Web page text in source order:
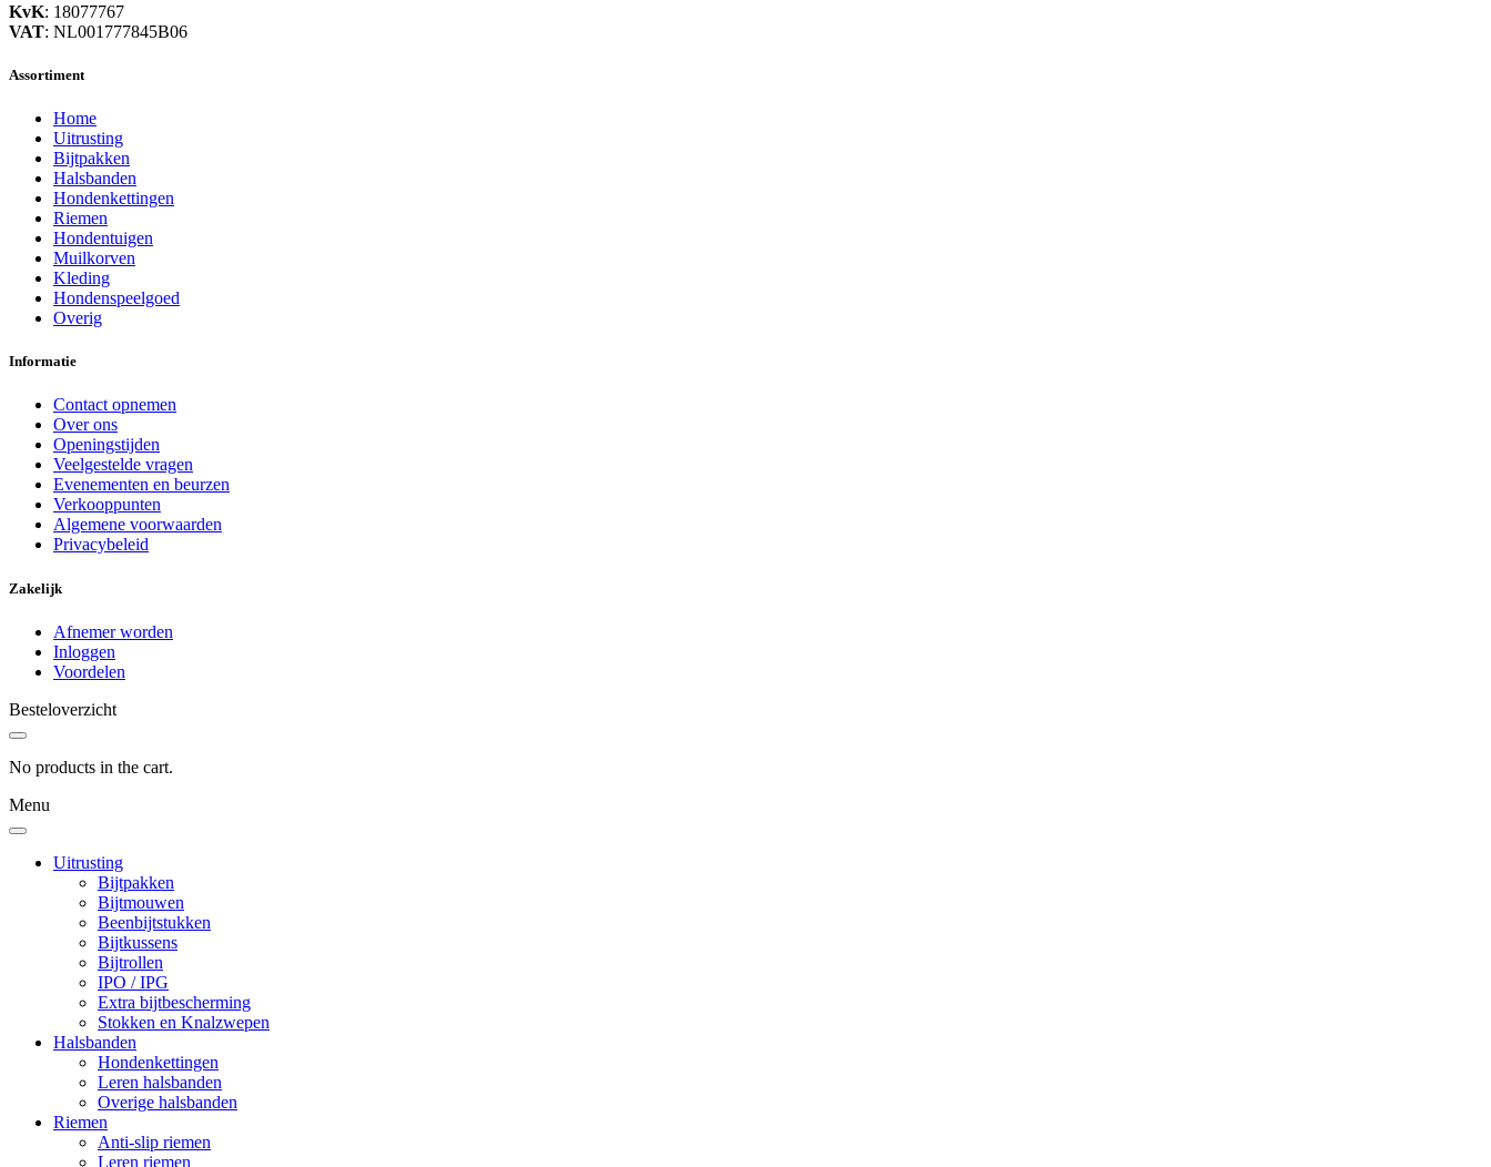
KvK: 18077767
VAT: NL001777845B06
Assortiment
Home
Uitrusting
Bijtpakken
Halsbanden
Hondenkettingen
Riemen
Hondentuigen
Muilkorven
Kleding
Hondenspeelgoed
Overig
Informatie
Contact opnemen
Over ons
Openingstijden
Veelgestelde vragen
Evenementen en beurzen
Verkooppunten
Algemene voorwaarden
Privacybeleid
Zakelijk
Afnemer worden
Inloggen
Voordelen
Besteloverzicht
No products in the cart.
Menu
Uitrusting
Bijtpakken
Bijtmouwen
Beenbijtstukken
Bijtkussens
Bijtrollen
IPO / IPG
Extra bijtbescherming
Stokken en Knalzwepen
Halsbanden
Hondenkettingen
Leren halsbanden
Overige halsbanden
Riemen
Anti-slip riemen
Leren riemen